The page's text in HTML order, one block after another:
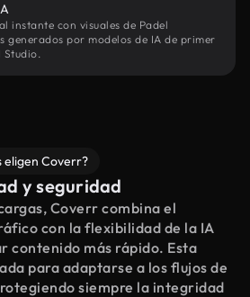
instante con visuales de Padel
generados por modelos de IA de primer
Studio.
eligen Coverr?
y seguridad
Coverr combina el
con la flexibilidad de la IA
contenido más rápido. Esta
para adaptarse a los flujos de
siempre la integridad